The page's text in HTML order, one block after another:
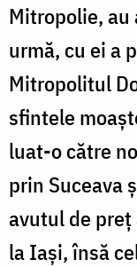
Mitropolie, au
urmă, cu ei a
Mitropolitul
sfintele
luat-o către
prin Suceava
avutul de
la Iași, însă